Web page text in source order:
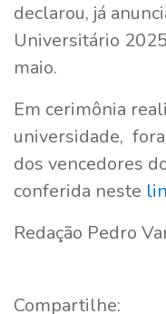
declarou, já
Universitário
maio.
Em cerimônia
universidade,
dos vencedores
conferida neste
Redação Pedro
Compartilhe: